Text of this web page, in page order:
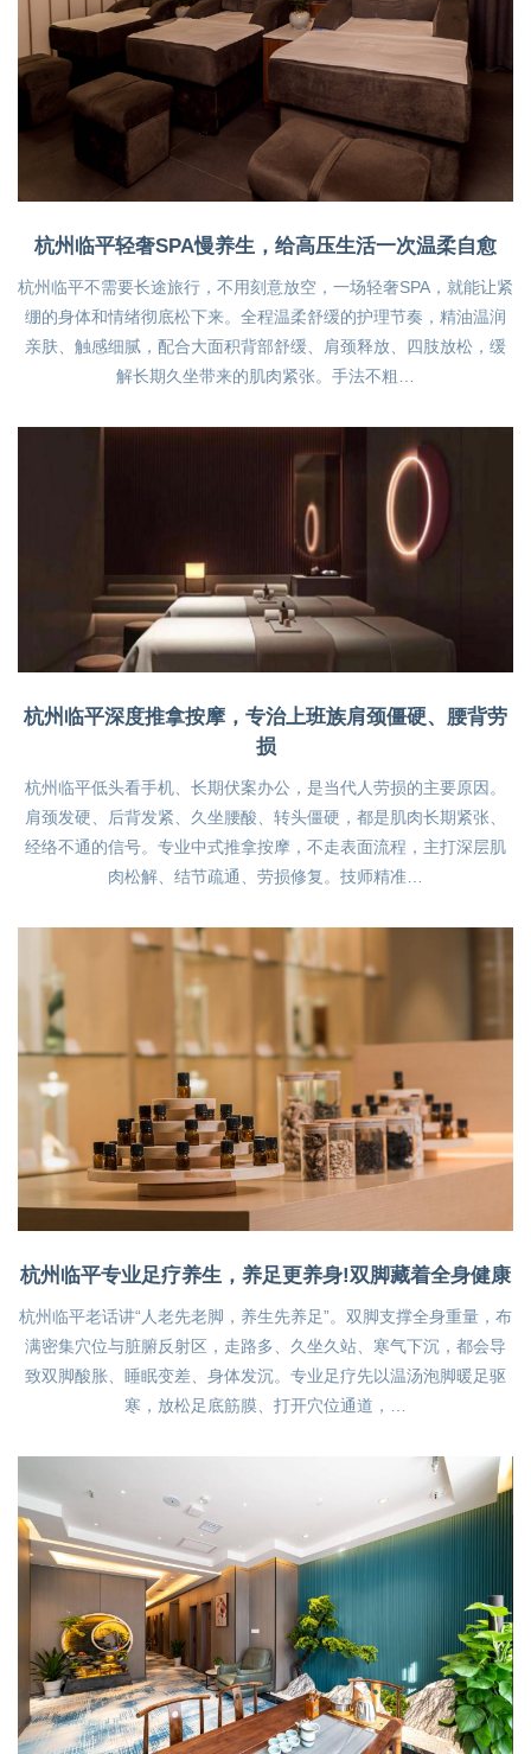
杭州临平轻奢SPA慢养生，给高压生活一次温柔自愈
杭州临平不需要长途旅行，不用刻意放空，一场轻奢SPA，就能让紧
绷的身体和情绪彻底松下来。全程温柔舒缓的护理节奏，精油温润
亲肤、触感细腻，配合大面积背部舒缓、肩颈释放、四肢放松，缓
解长期久坐带来的肌肉紧张。手法不粗…
杭州临平深度推拿按摩，专治上班族肩颈僵硬、腰背劳
损
杭州临平低头看手机、长期伏案办公，是当代人劳损的主要原因。
肩颈发硬、后背发紧、久坐腰酸、转头僵硬，都是肌肉长期紧张、
经络不通的信号。专业中式推拿按摩，不走表面流程，主打深层肌
肉松解、结节疏通、劳损修复。技师精准…
杭州临平专业足疗养生，养足更养身!双脚藏着全身健康
杭州临平老话讲“人老先老脚，养生先养足”。双脚支撑全身重量，布
满密集穴位与脏腑反射区，走路多、久坐久站、寒气下沉，都会导
致双脚酸胀、睡眠变差、身体发沉。专业足疗先以温汤泡脚暖足驱
寒，放松足底筋膜、打开穴位通道，…